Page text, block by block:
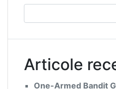
Articole
One-Armed Bandit